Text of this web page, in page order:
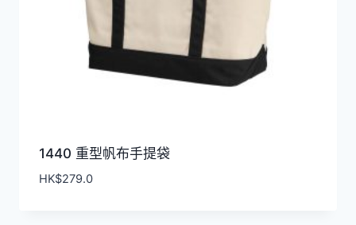
1440 重型帆布手提袋
HK$279.0